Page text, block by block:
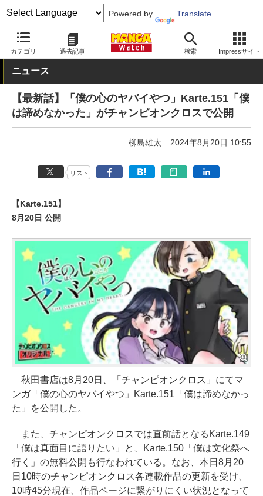
Powered by Translate
カテゴリ 過去記事 検索 Impressサイト
MANGA Watch 青年 僕の心のヤバイやつ
ニュース
【最新話】「僕の心のヤバイやつ」Karte.151「僕
は諦めなかった」がチャンピオンクロスで公開
柳島雄太 2024年8月20日 10:55
リスト
【Karte.151】
8月20日 公開
秋田書店は8月20日、「チャンピオンクロス」にてマ
ンガ「僕の心のヤバイやつ」Karte.151「僕は諦めなかっ
た」を公開した。
また、チャンピオンクロスでは直前話となるKarte.149
「僕は真面目に語りたい」と、Karte.150「僕は文化祭へ
行く」の無料公開も行なわれている。なお、本日8月20
日10時のチャンピオンクロス各連載作品の更新を受け、
10時45分現在、作品ページに繋がりにくい状況となって